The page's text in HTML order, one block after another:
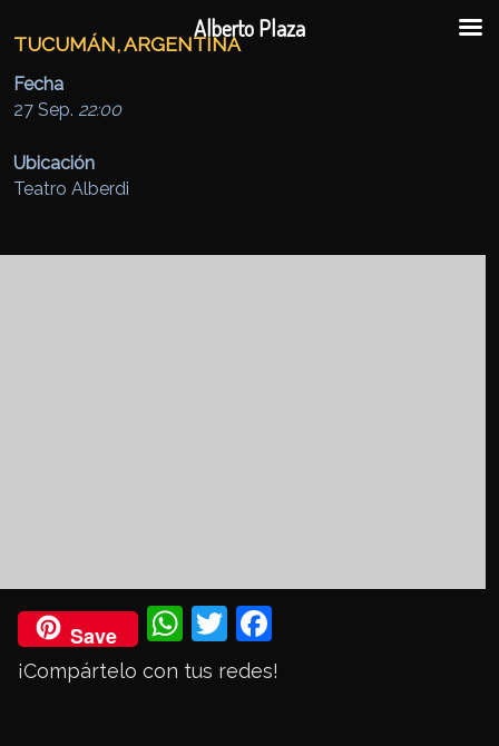
TUCUMÁN, ARGENTINA
Fecha
27 Sep. 22:00
Ubicación
Teatro Alberdi
Save
Wh
ats
Twi
tter
eb
¡Compártelo con tus redes!
Alberto Plaza